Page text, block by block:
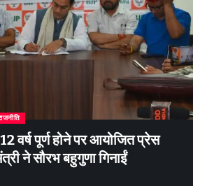
वर्ष पूर्ण होने पर आयोजित प्रेस
ने सौरभ बहुगुणा गिनाईं